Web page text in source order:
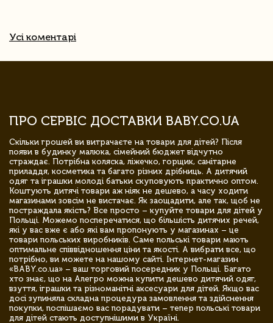
Усі коментарі
ПРО СЕРВІС ДОСТАВКИ BABY.CO.UA
Скільки грошей ви витрачаєте на товари для дітей? Після
появи в будинку малюка, сімейний бюджет відчутно
страждає. Потрібна коляска, ліжечко, горщик, санітарне
приладдя, косметика та багато різних дрібниць. А дитячий
одяг та іграшки молоді батьки скуповують практично оптом.
Коштують дитячі товари аж ніяк не дешево, а часу ходити
магазинами зовсім не вистачає. Як заощадити, але так, щоб не
постраждала якість? Все просто – купуйте товари для дітей у
Польщі. Можемо посперечатися, що більшість дитячих речей,
які у вас вже є або які вам пропонують у магазинах – це
товари польських виробників. Саме польські товари мають
оптимальне співвідношення ціни та якості. А вибрати все, що
потрібно, ви можете на нашому сайті. Інтернет-магазин
«BABY.co.ua» – ваш торговий посередник у Польщі. Багато
хто знає, що на Алегро можна купити дешево дитячий одяг,
взуття, іграшки та різноманітні аксесуари для дітей. Якщо вас
досі зупиняла складна процедура замовлення та здійснення
покупки, поспішаємо вас порадувати – тепер польські товари
для дітей стають доступнішими в Україні.